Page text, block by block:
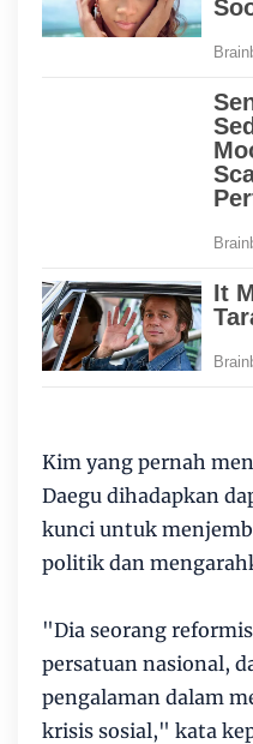
Kim yang pernah
Daegu dihadapkan
kunci untuk
politik dan
"Dia seorang
persatuan nasional,
pengalaman dalam
krisis sosial," kata